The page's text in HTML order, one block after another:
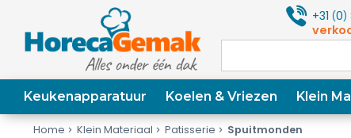
+31(0)
Keukenapparatuur Koelen & Vriezen Klein
Home Klein Materiaal Patisserie Spuitmonden